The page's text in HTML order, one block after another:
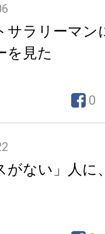
サラリーマン
を見た
0
がない」人